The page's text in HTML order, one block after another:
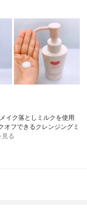
イク落としミルクを使用
オフできるクレンジングミ
見る